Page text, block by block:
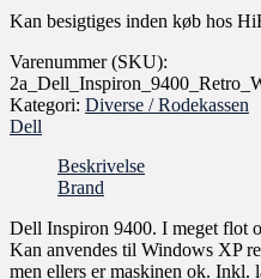
Kan besigtiges inden køb hos
Varenummer (SKU):
Kategori: Diverse / Rodekassen
Dell
Beskrivelse
Brand
Dell Inspiron 9400. I meget flot
Kan anvendes til Windows XP
men ellers er maskinen ok. Inkl.